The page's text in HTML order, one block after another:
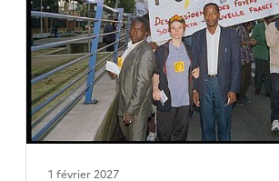
1 février 2027